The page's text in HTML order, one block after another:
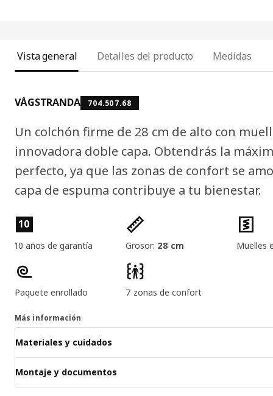
Vista general Detalles del producto Medidas
VÅGSTRANDA 704.507.68
Un colchón firme de 28 cm de alto con
innovadora doble capa. Obtendrás la
perfecto, ya que las zonas de confort se
capa de espuma contribuye a tu bienestar.
Características del producto
10
10 años de garantía Grosor: 28 cm Muelles
Paquete enrollado 7 zonas de confort
Más información
Materiales y cuidados
Montaje y documentos